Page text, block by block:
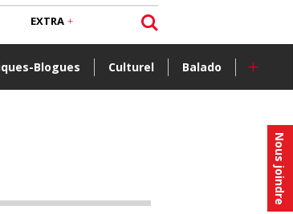
Nous joindre
Blogues Culturel Balado +
EXTRA